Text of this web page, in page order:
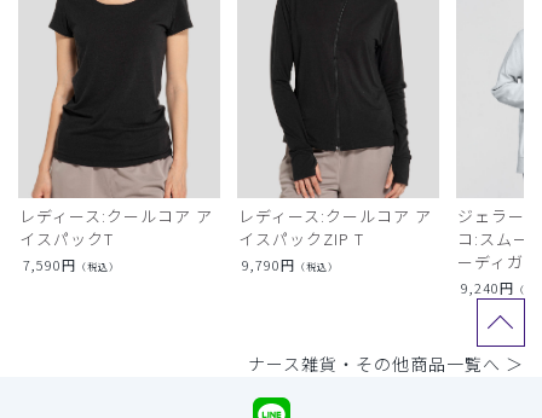
レディース:クールコア ア
イスパックT
7,590円 （税込）
レディース:クールコア ア
イスパックZIP T
9,790円 （税込）
ジェラー
コ:スムー
ーディガン
9,240円 （税
ナース雑貨・その他商品一覧へ ＞